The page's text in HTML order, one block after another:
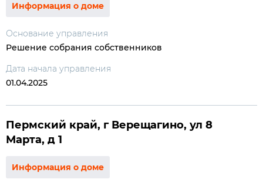
Информация о доме
Основание управления
Решение собрания собственников
Дата начала управления
01.04.2025
Пермский край, г Верещагино, ул 8
Марта, д 1
Информация о доме